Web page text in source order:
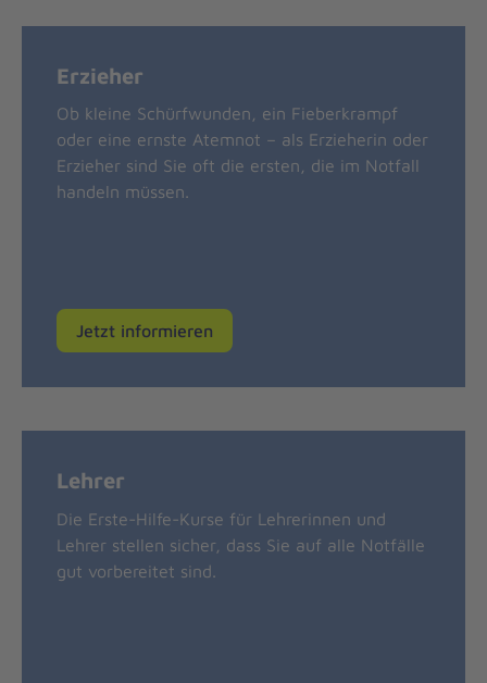
Erzieher
Ob kleine Schürfwunden, ein Fieberkrampf
oder eine ernste Atemnot – als Erzieherin oder
Erzieher sind Sie oft die ersten, die im Notfall
handeln müssen.
Jetzt informieren
Lehrer
Die Erste-Hilfe-Kurse für Lehrerinnen und
Lehrer stellen sicher, dass Sie auf alle Notfälle
gut vorbereitet sind.